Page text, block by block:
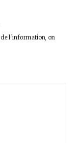
l'information, on